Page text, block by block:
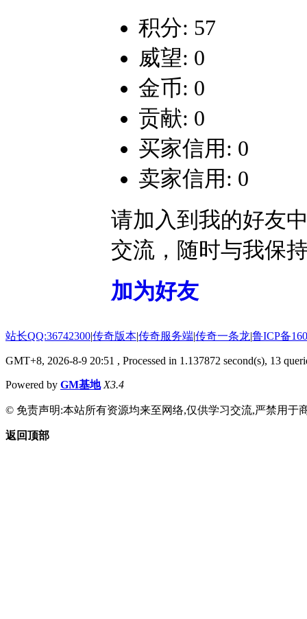
积分: 57
威望: 0
金币: 0
贡献: 0
买家信用: 0
卖家信用: 0
请加入到我的好友
交流，随时与我保
加为好友
站长QQ:36742300|传奇版本|传奇服务端|传奇一条龙|鲁ICP备
GMT+8, 2026-8-9 20:51 , Processed in 1.137872 second(s), 13
Powered by GM基地 X3.4
© 免责声明:本站所有资源均来至网络,仅供学习交流,严禁用于
返回顶部